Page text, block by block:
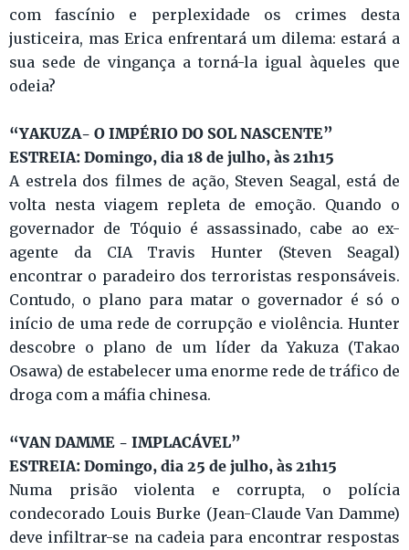
com fascínio e perplexidade os crimes desta
justiceira, mas Erica enfrentará um dilema: estará a
sua sede de vingança a torná-la igual àqueles que
odeia?
“YAKUZA- O IMPÉRIO DO SOL NASCENTE”
ESTREIA: Domingo, dia 18 de julho, às 21h15
A estrela dos filmes de ação, Steven Seagal, está de
volta nesta viagem repleta de emoção. Quando o
governador de Tóquio é assassinado, cabe ao ex-
agente da CIA Travis Hunter (Steven Seagal)
encontrar o paradeiro dos terroristas responsáveis.
Contudo, o plano para matar o governador é só o
início de uma rede de corrupção e violência. Hunter
descobre o plano de um líder da Yakuza (Takao
Osawa) de estabelecer uma enorme rede de tráfico de
droga com a máfia chinesa.
“VAN DAMME - IMPLACÁVEL”
ESTREIA: Domingo, dia 25 de julho, às 21h15
Numa prisão violenta e corrupta, o polícia
condecorado Louis Burke (Jean-Claude Van Damme)
deve infiltrar-se na cadeia para encontrar respostas